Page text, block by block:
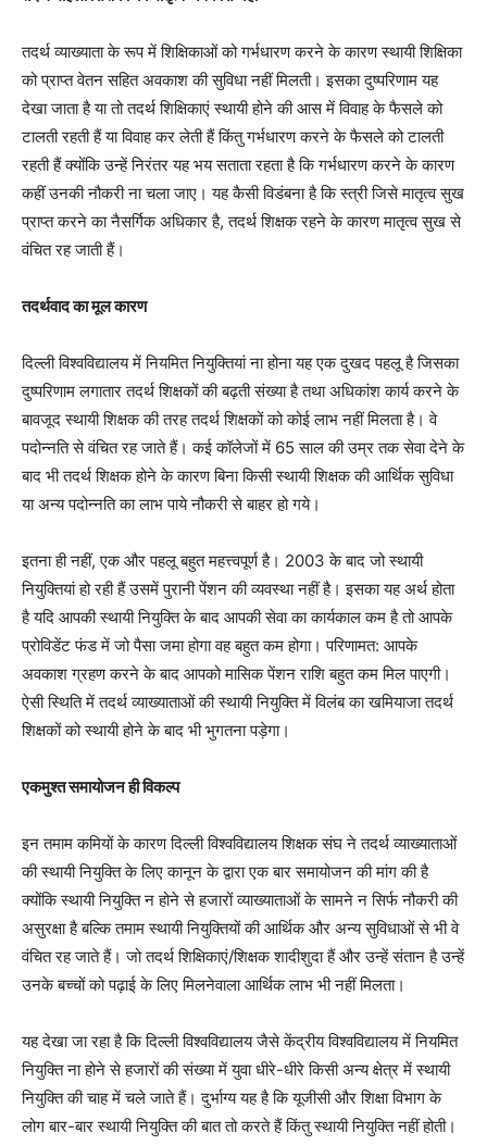
तदर्थ व्याख्याता के रूप में शिक्षिकाओं को गर्भधारण करने के कारण स्थायी शिक्षिका
को प्राप्त वेतन सहित अवकाश की सुविधा नहीं मिलती। इसका दुष्परिणाम यह
देखा जाता है या तो तदर्थ शिक्षिकाएं स्थायी होने की आस में विवाह के फैसले को
टालती रहती हैं या विवाह कर लेती हैं किंतु गर्भधारण करने के फैसले को टालती
रहती हैं क्योंकि उन्हें निरंतर यह भय सताता रहता है कि गर्भधारण करने के कारण
कहीं उनकी नौकरी ना चला जाए। यह कैसी विडंबना है कि स्त्री जिसे मातृत्व सुख
प्राप्त करने का नैसर्गिक अधिकार है, तदर्थ शिक्षक रहने के कारण मातृत्व सुख से
वंचित रह जाती हैं।
तदर्थवाद का मूल कारण
दिल्ली विश्वविद्यालय में नियमित नियुक्तियां ना होना यह एक दुखद पहलू है जिसका
दुष्परिणाम लगातार तदर्थ शिक्षकों की बढ़ती संख्या है तथा अधिकांश कार्य करने के
बावजूद स्थायी शिक्षक की तरह तदर्थ शिक्षकों को कोई लाभ नहीं मिलता है। वे
पदोन्नति से वंचित रह जाते हैं। कई कॉलेजों में 65 साल की उम्र तक सेवा देने के
बाद भी तदर्थ शिक्षक होने के कारण बिना किसी स्थायी शिक्षक की आर्थिक सुविधा
या अन्य पदोन्नति का लाभ पाये नौकरी से बाहर हो गये।
इतना ही नहीं, एक और पहलू बहुत महत्त्वपूर्ण है। 2003 के बाद जो स्थायी
नियुक्तियां हो रही हैं उसमें पुरानी पेंशन की व्यवस्था नहीं है। इसका यह अर्थ होता
है यदि आपकी स्थायी नियुक्ति के बाद आपकी सेवा का कार्यकाल कम है तो आपके
प्रोविडेंट फंड में जो पैसा जमा होगा वह बहुत कम होगा। परिणामत: आपके
अवकाश ग्रहण करने के बाद आपको मासिक पेंशन राशि बहुत कम मिल पाएगी।
ऐसी स्थिति में तदर्थ व्याख्याताओं की स्थायी नियुक्ति में विलंब का खमियाजा तदर्थ
शिक्षकों को स्थायी होने के बाद भी भुगतना पड़ेगा।
एकमुश्त समायोजन ही विकल्प
इन तमाम कमियों के कारण दिल्ली विश्वविद्यालय शिक्षक संघ ने तदर्थ व्याख्याताओं
की स्थायी नियुक्ति के लिए कानून के द्वारा एक बार समायोजन की मांग की है
क्योंकि स्थायी नियुक्ति न होने से हजारों व्याख्याताओं के सामने न सिर्फ नौकरी की
असुरक्षा है बल्कि तमाम स्थायी नियुक्तियों की आर्थिक और अन्य सुविधाओं से भी वे
वंचित रह जाते हैं। जो तदर्थ शिक्षिकाएं/शिक्षक शादीशुदा हैं और उन्हें संतान है उन्हें
उनके बच्चों को पढ़ाई के लिए मिलनेवाला आर्थिक लाभ भी नहीं मिलता।
यह देखा जा रहा है कि दिल्ली विश्वविद्यालय जैसे केंद्रीय विश्वविद्यालय में नियमित
नियुक्ति ना होने से हजारों की संख्या में युवा धीरे-धीरे किसी अन्य क्षेत्र में स्थायी
नियुक्ति की चाह में चले जाते हैं। दुर्भाग्य यह है कि यूजीसी और शिक्षा विभाग के
लोग बार-बार स्थायी नियुक्ति की बात तो करते हैं किंतु स्थायी नियुक्ति नहीं होती।